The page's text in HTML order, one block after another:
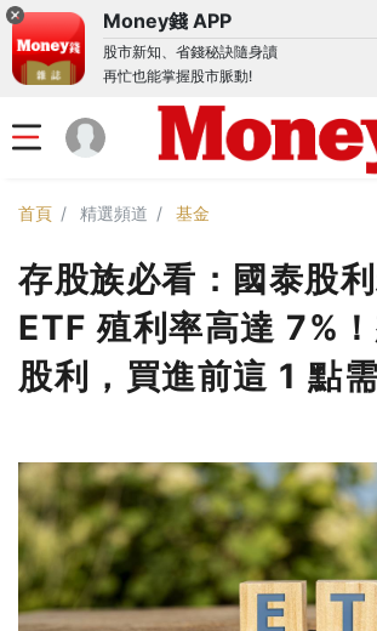
Money錢 APP
股市新知、省錢秘訣隨身讀
再忙也能掌握股市脈動!
首頁 精選頻道 基金
存股族必看：國泰股
ETF 殖利率高達 7%
股利，買進前這 1 點